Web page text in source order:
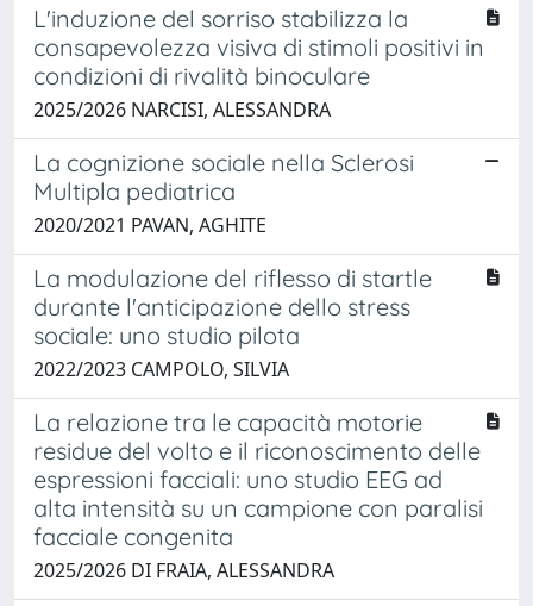
L'induzione del sorriso stabilizza la
consapevolezza visiva di stimoli positivi in
condizioni di rivalità binoculare
2025/2026 NARCISI, ALESSANDRA
La cognizione sociale nella Sclerosi
Multipla pediatrica
2020/2021 PAVAN, AGHITE
La modulazione del riflesso di startle
durante l'anticipazione dello stress
sociale: uno studio pilota
2022/2023 CAMPOLO, SILVIA
La relazione tra le capacità motorie
residue del volto e il riconoscimento delle
espressioni facciali: uno studio EEG ad
alta intensità su un campione con paralisi
facciale congenita
2025/2026 DI FRAIA, ALESSANDRA